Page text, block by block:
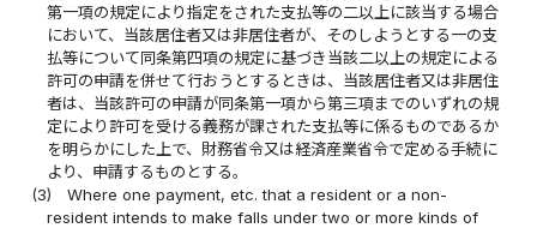
第一項の規定により指定をされた支払等の二以上に該当する場合
において、当該居住者又は非居住者が、そのしようとする一の支
払等について同条第四項の規定に基づき当該二以上の規定による
許可の申請を併せて行おうとするときは、当該居住者又は非居住
者は、当該許可の申請が同条第一項から第三項までのいずれの規
定により許可を受ける義務が課された支払等に係るものであるか
を明らかにした上で、財務省令又は経済産業省令で定める手続に
より、申請するものとする。
(3)
Where one payment, etc. that a resident or a non-
resident intends to make falls under two or more kinds of